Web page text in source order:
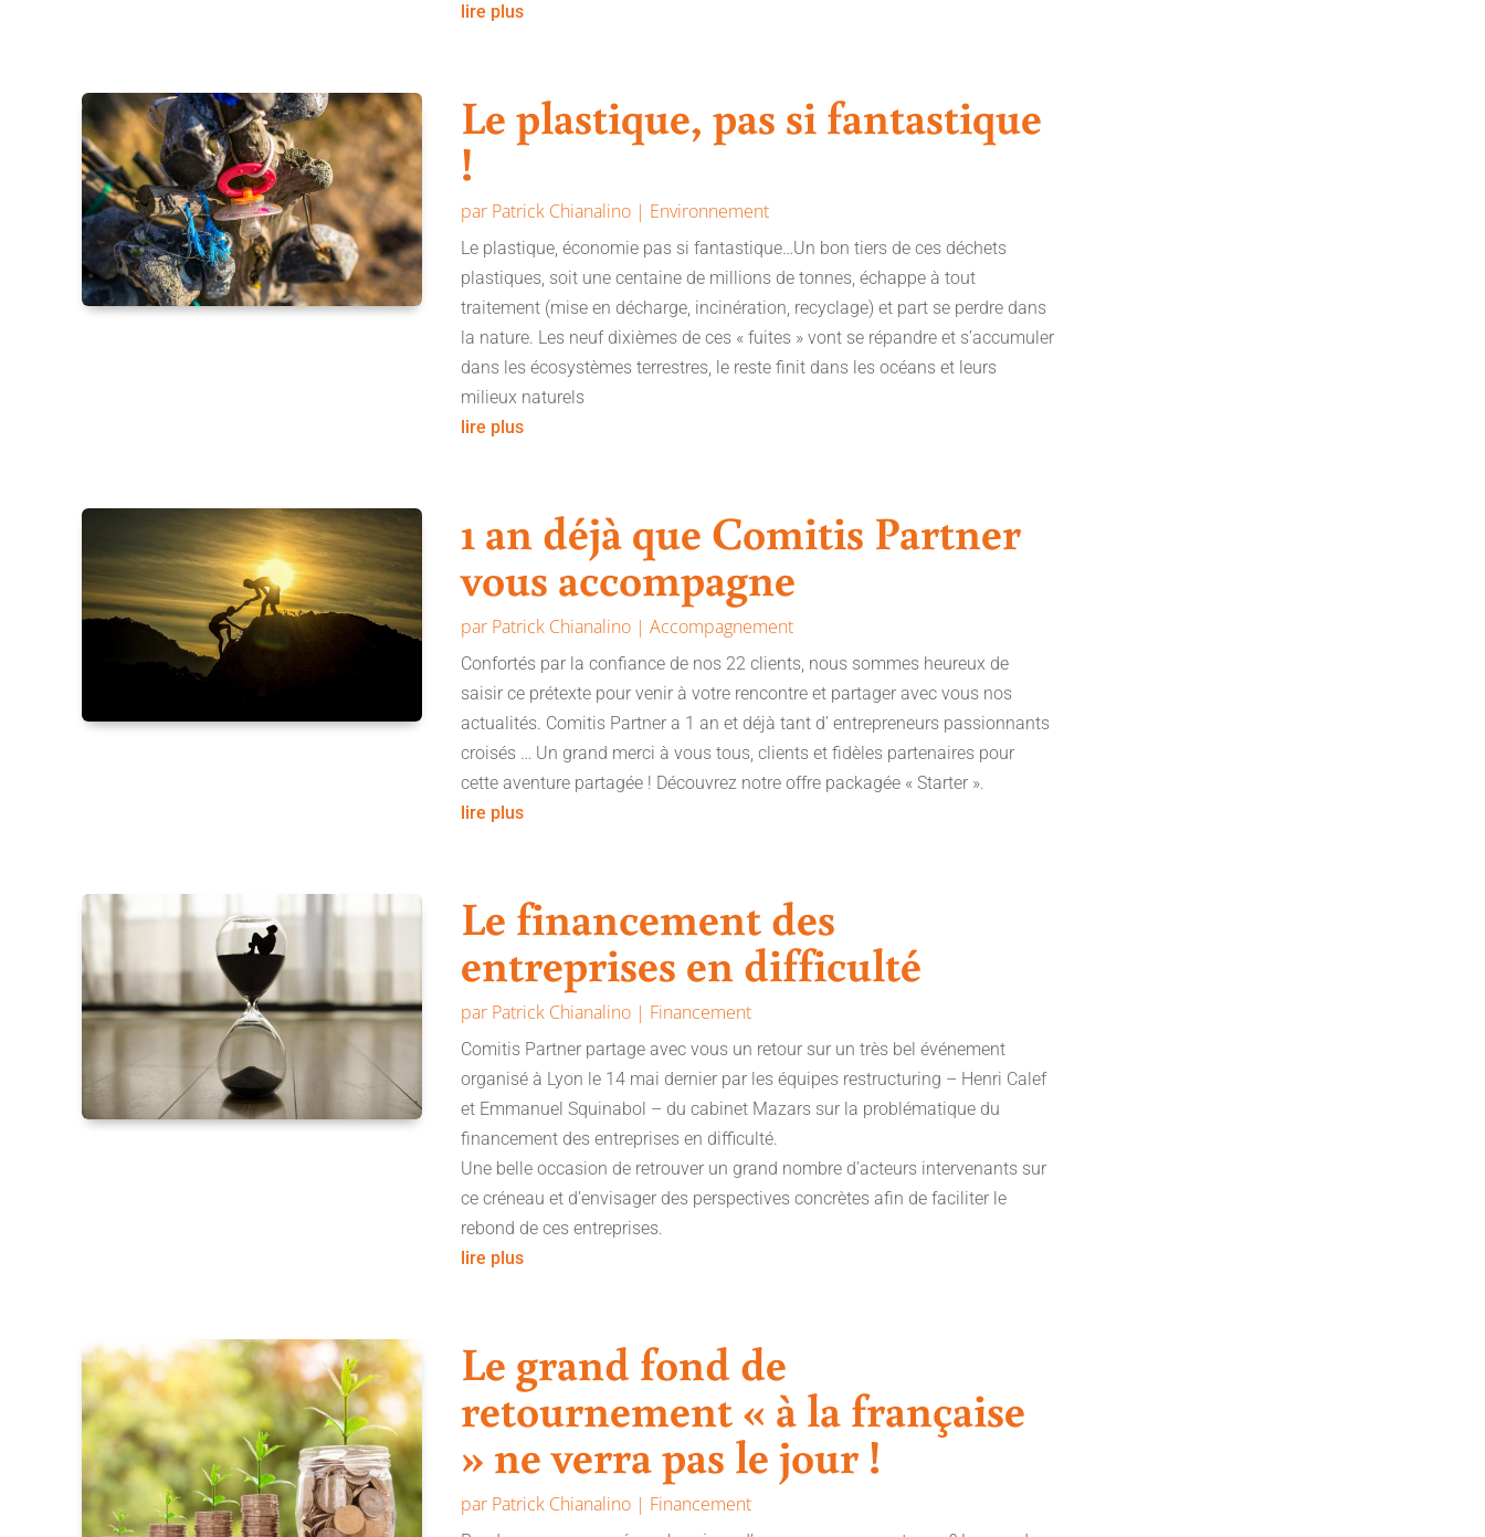
lire plus
Le plastique, pas si fantastique
!
par Patrick Chianalino | Environnement
Le plastique, économie pas si fantastique…Un bon tiers de ces déchets
plastiques, soit une centaine de millions de tonnes, échappe à tout
traitement (mise en décharge, incinération, recyclage) et part se perdre dans
la nature. Les neuf dixièmes de ces « fuites » vont se répandre et s’accumuler
dans les écosystèmes terrestres, le reste finit dans les océans et leurs
milieux naturels
lire plus
1 an déjà que Comitis Partner
vous accompagne
par Patrick Chianalino |Accompagnement
Confortés par la confiance de nos 22 clients, nous sommes heureux de
saisir ce prétexte pour venir à votre rencontre et partager avec vous nos
actualités. Comitis Partner a 1 an et déjà tant d’ entrepreneurs passionnants
croisés … Un grand merci à vous tous, clients et fidèles partenaires pour
cette aventure partagée ! Découvrez notre offre packagée « Starter ».
lire plus
Le financement des
entreprises en difficulté
par Patrick Chianalino | Financement
Comitis Partner partage avec vous un retour sur un très bel événement
organisé à Lyon le 14 mai dernier par les équipes restructuring – Henri Calef
et Emmanuel Squinabol – du cabinet Mazars sur la problématique du
financement des entreprises en difficulté.
Une belle occasion de retrouver un grand nombre d’acteurs intervenants sur
ce créneau et d’envisager des perspectives concrètes afin de faciliter le
rebond de ces entreprises.
lire plus
Le grand fond de
retournement « à la française
» ne verra pas le jour !
par Patrick Chianalino | Financement